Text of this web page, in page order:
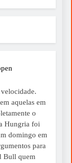
aquelas em
o
Hungria foi
domingo em
para
Bull quem